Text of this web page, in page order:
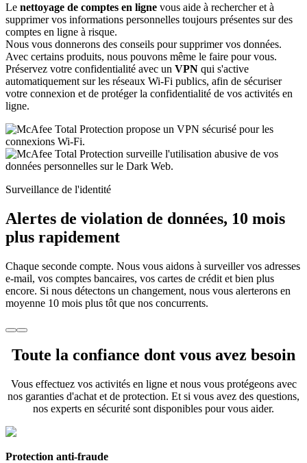
Le nettoyage de comptes en ligne vous aide à rechercher et à
supprimer vos informations personnelles toujours présentes sur des
comptes en ligne à risque.​ ​
Nous vous donnerons des conseils pour supprimer vos données.
Avec certains produits, nous pouvons même le faire pour vous.​
Préservez votre confidentialité avec un VPN qui s'active
automatiquement sur les réseaux Wi-Fi publics, afin de sécuriser
votre connexion et de protéger la confidentialité de vos activités en
ligne.
Surveillance de l'identité
Alertes de violation de données, 10 mois
plus rapidement
Chaque seconde compte. Nous vous aidons à surveiller vos adresses
e-mail, vos comptes bancaires, vos cartes de crédit et bien plus
encore. Si nous détectons un changement, nous vous alerterons en
moyenne 10 mois plus tôt que nos concurrents.
Toute la confiance dont vous avez besoin
Vous effectuez vos activités en ligne et nous vous protégeons avec
nos garanties d'achat et de protection. Et si vous avez des questions,
nos experts en sécurité sont disponibles pour vous aider.
Protection anti-fraude